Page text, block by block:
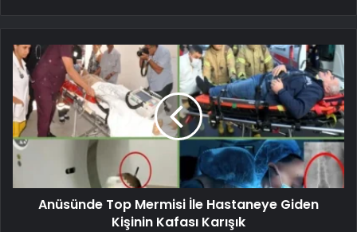
Anüsünde Top Mermisi İle Hastaneye Giden
Kişinin Kafası Karışık